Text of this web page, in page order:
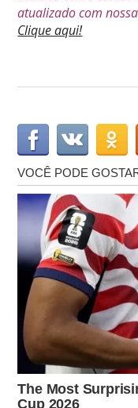
atualizado com
Clique aqui!